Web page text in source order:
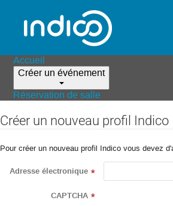
Accueil
Créer un événement
Réservation de salle
Créer un nouveau profil Indico
Pour créer un nouveau profil Indico vous devez
Adresse électronique *
CAPTCHA *